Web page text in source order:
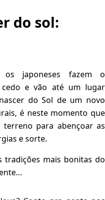
do sol:
japoneses fazem o
e vão até um lugar
do Sol de um novo
é neste momento que
para abençoar as
e sorte.
tradições mais bonitas do